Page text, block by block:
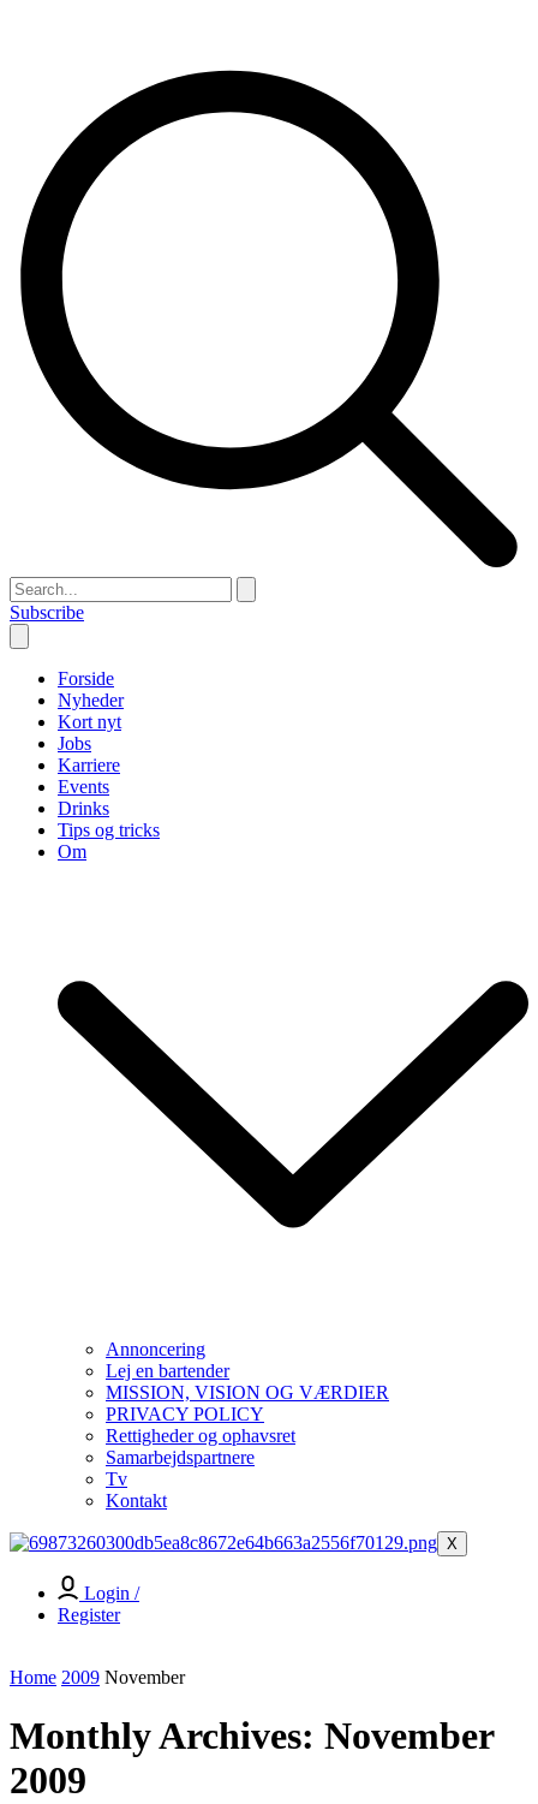
Subscribe
Forside
Nyheder
Kort nyt
Jobs
Karriere
Events
Drinks
Tips og tricks
Om
Annoncering
Lej en bartender
MISSION, VISION OG VÆRDIER
PRIVACY POLICY
Rettigheder og ophavsret
Samarbejdspartnere
Tv
Kontakt
X
Login /
Register
Home 2009 November
Monthly Archives: November
2009